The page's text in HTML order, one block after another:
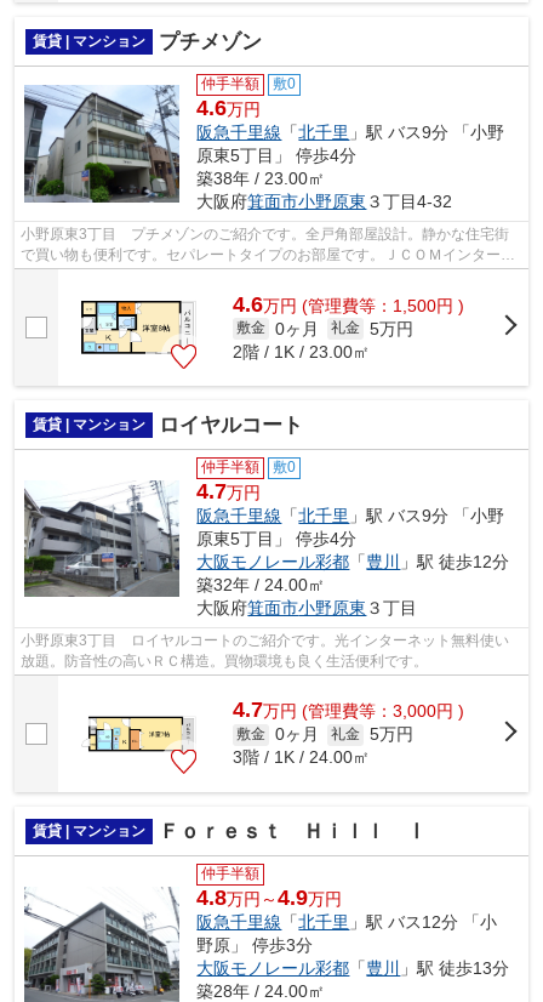
賃貸 | マンション プチメゾン
仲手半額 敷0
4.6万円
阪急千里線 「北千里 」駅 バス9分 「小野
原東5丁目」 停歩4分
築38年 / 23.00㎡
大阪府箕面市小野原東 ３丁目4-32
小野原東3丁目 プチメゾンのご紹介です。全戸角部屋設計。静かな住宅街
で買い物も便利です。セパレートタイプのお部屋です。ＪＣＯＭインターネ
4.6万円 (管理費等：1,500円 )
敷金 0ヶ月 礼金 5万円
2階 / 1K / 23.00㎡
賃貸 | マンション ロイヤルコート
仲手半額 敷0
4.7万円
阪急千里線 「北千里 」駅 バス9分 「小野
原東5丁目」 停歩4分
大阪モノレール彩都 「豊川
」駅 徒歩12分
築32年 / 24.00㎡
大阪府箕面市小野原東 ３丁目
小野原東3丁目 ロイヤルコートのご紹介です。光インターネット無料使い
放題。防音性の高いＲＣ構造。買物環境も良く生活便利です。
4.7万円 (管理費等：3,000円 )
敷金 0ヶ月 礼金 5万円
3階 / 1K / 24.00㎡
賃貸 | マンション Ｆｏｒｅｓｔ Ｈｉｌｌ Ⅰ
仲手半額
4.8万円～4.9万円
阪急千里線 「北千里 」駅 バス12分 「小
野原」 停歩3分
大阪モノレール彩都 「豊川
」駅 徒歩13分
築28年 / 24.00㎡